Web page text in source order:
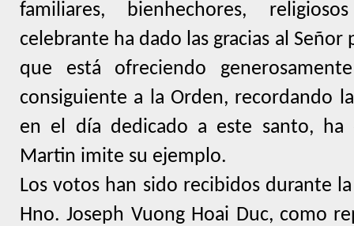
familiares, bienhechores,
celebrante ha dado las gracias al Señor
que está ofreciendo
consiguiente a la Orden, recordando
en el día dedicado a este santo, ha
Martin imite su ejemplo.
Los votos han sido recibidos durante
Hno. Joseph Vuong Hoai Duc, como